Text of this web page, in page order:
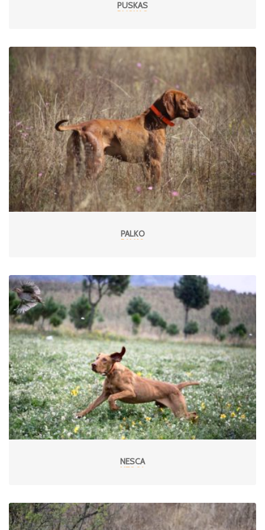
PUSKAS
PALKO
NESCA